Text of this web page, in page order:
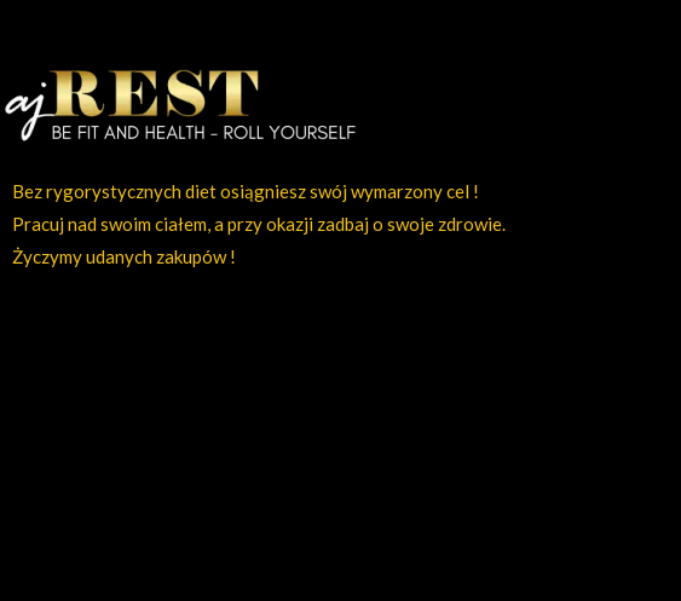
Bez rygorystycznych diet osiągniesz swój wymarzony cel !
Pracuj nad swoim ciałem, a przy okazji zadbaj o swoje zdrowie.
Życzymy udanych zakupów !